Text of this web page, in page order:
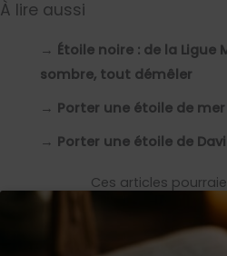
À lire aussi
→ Étoile noire : de la Ligue
sombre, tout démêler
→ Porter une étoile de
→ Porter une étoile de
Ces articles